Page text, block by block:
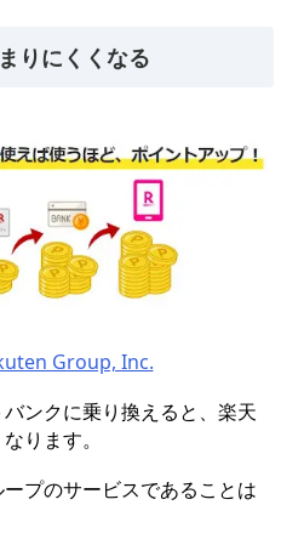
りにくくなる
Group, Inc.
ンクに乗り換えると、楽天
ります。
プのサービスであることは